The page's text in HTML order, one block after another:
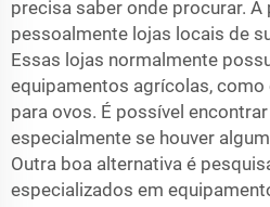
precisa saber onde procurar.
pessoalmente lojas locais de
Essas lojas normalmente
equipamentos agrícolas,
para ovos. É possível
especialmente se houver
Outra boa alternativa é
especializados em